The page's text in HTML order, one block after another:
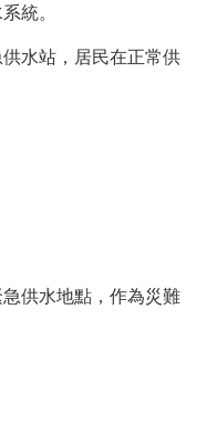
統。
水站，居民在正常供
供水地點，作為災難